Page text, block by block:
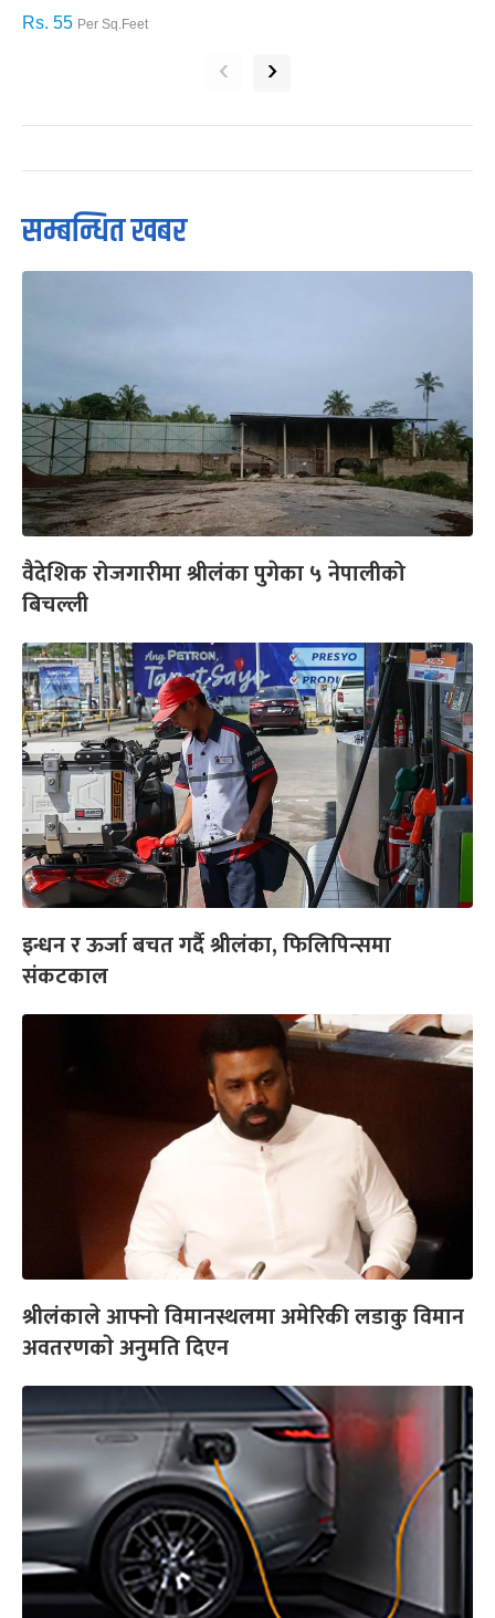
Rs. 55 Per Sq.Feet
‹ ›
सम्बन्धित खबर
वैदेशिक रोजगारीमा श्रीलंका पुगेका ५ नेपालीको
बिचल्ली
इन्धन र ऊर्जा बचत गर्दै श्रीलंका, फिलिपिन्समा
संकटकाल
श्रीलंकाले आफ्नो विमानस्थलमा अमेरिकी लडाकु विमान
अवतरणकाे अनुमति दिएन